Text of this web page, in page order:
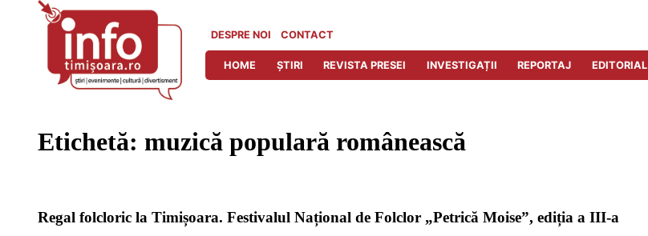
DESPRE NOI CONTACT
HOME ȘTIRI REVISTA PRESEI INVESTIGAȚII REPORTAJ EDITORIAL
Etichetă: muzică populară românească
Regal folcloric la Timișoara. Festivalul Național de Folclor „Petrică Moise”, ediția a III-a